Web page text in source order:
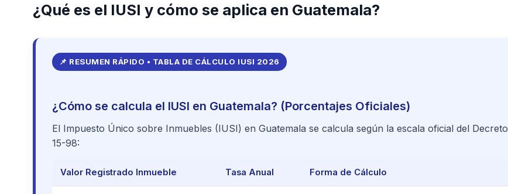
¿Qué es el IUSI y cómo se aplica en Guatemala?
📌 RESUMEN RÁPIDO • TABLA DE CÁLCULO IUSI 2026
¿Cómo se calcula el IUSI en Guatemala? (Porcentajes Oficiales)
El Impuesto Único sobre Inmuebles (IUSI) en Guatemala se calcula según la escala oficial del Decreto
15-98:
Valor Registrado Inmueble Tasa Anual Forma de Cálculo